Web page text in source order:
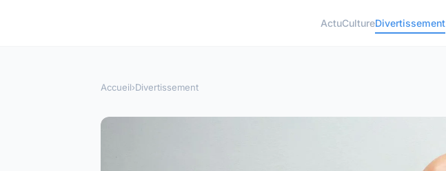
ActuCultureDivertissement
Accueil›Divertissement